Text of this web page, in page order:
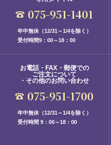
075-951-1401
年中無休（12/31～1/4を除く）
受付時間9：00～18：00
お電話・FAX・郵便での
ご注文について
・その他のお問い合わせ
075-951-1700
年中無休（12/31～1/4を除く）
受付時間 9：00～18：00